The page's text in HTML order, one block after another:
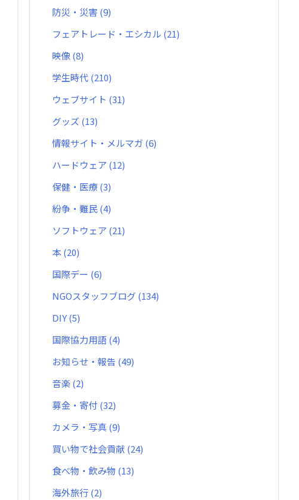
防災・災害(9)
フェアトレード・エシカル (21)
映像(8)
学生時代(210)
ウェブサイト (31)
グッズ (13)
情報サイト・メルマガ (6)
ハードウェア (12)
保健・医療(3)
紛争・難民(4)
ソフトウェア (21)
本(20)
国際デー (6)
NGOスタッフブログ(134)
DIY(5)
国際協力用語(4)
お知らせ・報告 (49)
音楽(2)
募金・寄付 (32)
カメラ・写真(9)
買い物で社会貢献 (24)
食べ物・飲み物 (13)
海外旅行(2)